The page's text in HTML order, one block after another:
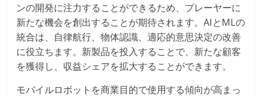
ンの開発に注力することができるため、プレーヤーに
新たな機会を創出することが期待されます。AIとMLの
統合は、自律航行、物体認識、適応的意思決定の改善
に役立ちます。新製品を投入することで、新たな顧客
を獲得し、収益シェアを拡大することができます。
モバイルロボットを商業目的で使用する傾向が高まっ